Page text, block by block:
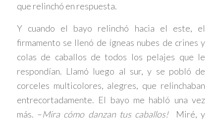
que relinchó en respuesta.
Y cuando el bayo relinchó hacia el este, el
firmamento se llenó de ígneas nubes de crines y
colas de caballos de todos los pelajes que le
respondían. Llamó luego al sur, y se pobló de
corceles multicolores, alegres, que relinchaban
entrecortadamente. El bayo me habló una vez
más. –Mira cómo danzan tus caballos!
Miré, y